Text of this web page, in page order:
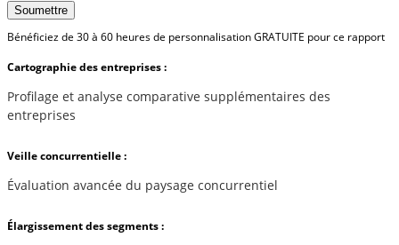
Soumettre
Bénéficiez de 30 à 60 heures de personnalisation GRATUITE pour ce rapport
Cartographie des entreprises :
Profilage et analyse comparative supplémentaires des
entreprises
Veille concurrentielle :
Évaluation avancée du paysage concurrentiel
Élargissement des segments :